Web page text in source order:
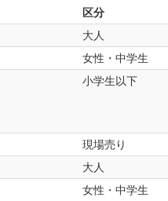
区分
大人
女性・中学生
小学生以下
現場売り
大人
女性・中学生